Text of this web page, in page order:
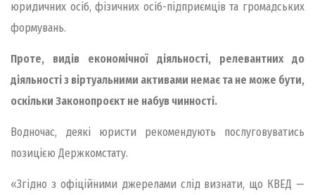
юридичних осіб, фізичних осіб-підприємців та громадських
формувань.
Проте, видів економічної діяльності, релевантних до
діяльності з віртуальними активами немає та не може бути,
оскільки Законопроєкт не набув чинності.
Водночас, деякі юристи рекомендують послуговуватись
позицією Держкомстату.
«Згідно з офіційними джерелами слід визнати, що КВЕД —